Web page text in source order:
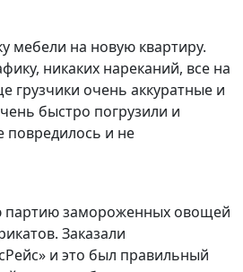
мебели на новую квартиру.
никаких нареканий, все на
грузчики очень аккуратные и
быстро погрузили и
повредилось и не
партию замороженных овощей
Заказали
и это был правильный